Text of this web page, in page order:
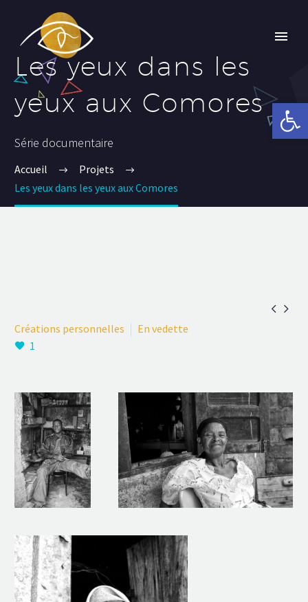
Ouvrir
Les yeux dans les
yeux aux Comores
Série documentaire
Accueil
Projets
Les yeux dans les yeux aux Comores
 
Créations personnelles
En vedette
1